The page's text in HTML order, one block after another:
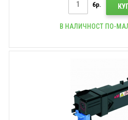
бр.
В НАЛИЧНОСТ ПО-